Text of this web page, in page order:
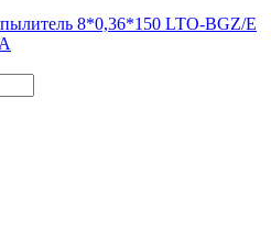
8*0,36*150 LTO-BGZ/E